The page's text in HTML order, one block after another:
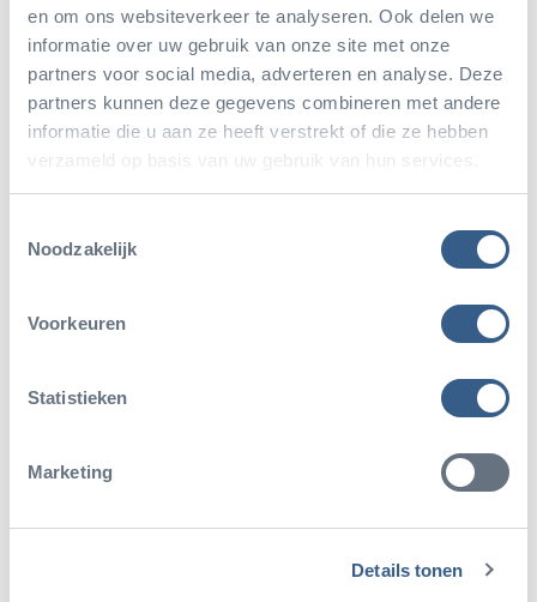
en om ons websiteverkeer te analyseren. Ook delen we
informatie over uw gebruik van onze site met onze
partners voor social media, adverteren en analyse. Deze
partners kunnen deze gegevens combineren met andere
informatie die u aan ze heeft verstrekt of die ze hebben
verzameld op basis van uw gebruik van hun services.
Noodzakelijk
Voorkeuren
Statistieken
Marketing
Details tonen
Heeft u interesse om uw gasten te verrassen met
opmerkelijke parallellen tussen management-
vraagstukken in mensen- en dierenwereld? Kijk dan
op website van het Safari Meeting Centre, en neem
contact op als u interesse heeft in deze business
Deel dit artikel